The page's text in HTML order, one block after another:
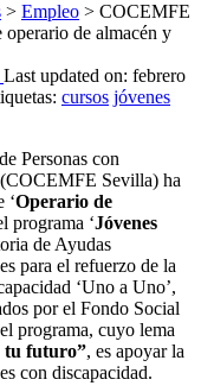
> Empleo > COCEMFE
de almacén y
Last updated on: febrero
cursos jóvenes
Personas con
Sevilla) ha
‘Operario de
programa ‘Jóvenes
de Ayudas
para el refuerzo de la
‘Uno a Uno’,
por el Fondo Social
programa, cuyo lema
tu futuro”, es apoyar la
con discapacidad.